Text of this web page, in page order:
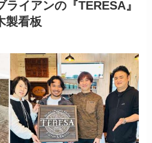
イアンの『TERESA』
製看板